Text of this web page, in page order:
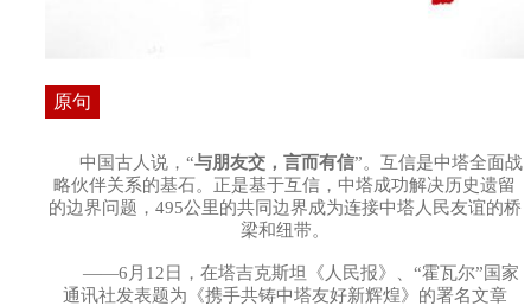
原句
中国古人说，“与朋友交，言而有信”。互信是中塔全面战
略伙伴关系的基石。正是基于互信，中塔成功解决历史遗留
的边界问题，495公里的共同边界成为连接中塔人民友谊的桥
梁和纽带。
——6月12日，在塔吉克斯坦《人民报》、“霍瓦尔”国家
通讯社发表题为《携手共铸中塔友好新辉煌》的署名文章